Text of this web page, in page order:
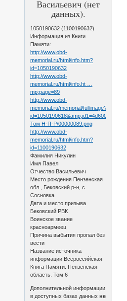
Васильевич (нет
данных).
1050190632 (1100190632)
Информация из Книги
Памяти:
http://www.obd-
memorial.ru/html/info.htm?
id=1050190632
http://www.obd-
memorial.ru/html/info.ht …
mp;page=89
http://www.obd-
memorial.ru/memorial/fullimage?
Том Н-П-Р/00000089.png
http://www.obd-
memorial.ru/html/info.htm?
id=1100190632
Фамилия Никулин
Имя Павел
Отчество Васильевич
Место рождения Пензенская
обл., Бековский р-н, с.
Сосновка
Дата и место призыва
Бековский РВК
Воинское звание
красноармеец
Причина выбытия пропал без
вести
Название источника
информации Всероссийская
Книга Памяти. Пензенская
область. Том 6
Дополнительной информации
в доступных базах данныхне